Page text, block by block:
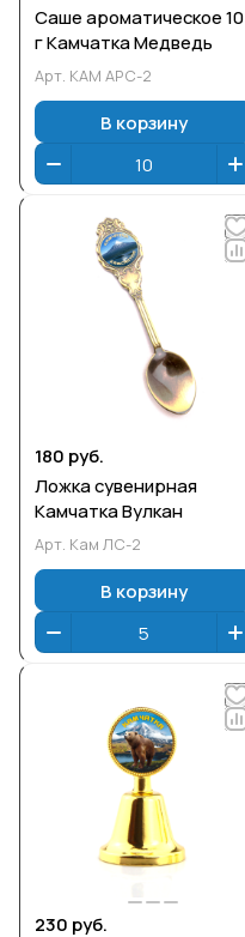
Саше ароматическое 10
г Камчатка Медведь
Арт. КАМ АРС-2
В корзину
180 руб.
Ложка сувенирная
Камчатка Вулкан
Арт. Кам ЛС-2
В корзину
230 руб.